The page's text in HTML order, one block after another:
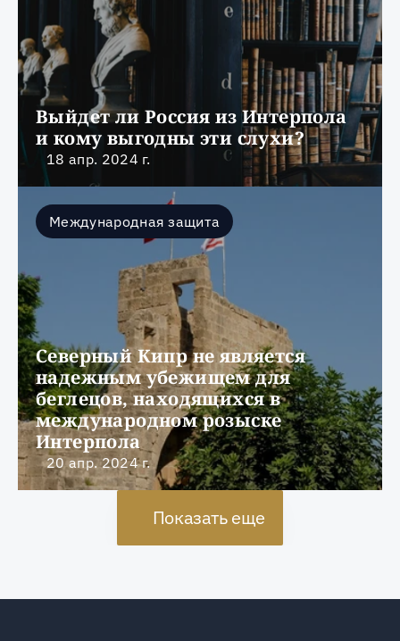
Выйдет ли Россия из Интерпола
и кому выгодны эти слухи?
18 апр. 2024 г.
Международная защита
Северный Кипр не является
надежным убежищем для
беглецов, находящихся в
международном розыске
Интерпола
20 апр. 2024 г.
Показать еще